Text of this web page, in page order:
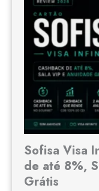
Sofisa Visa
de até 8%,
Grátis